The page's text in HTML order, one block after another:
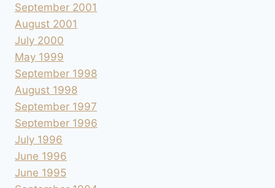
September 2001
August 2001
July 2000
May 1999
September 1998
August 1998
September 1997
September 1996
July 1996
June 1996
June 1995